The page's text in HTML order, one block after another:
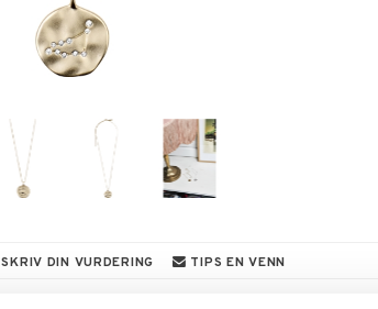
SKRIV DIN VURDERING TIPS EN VENN